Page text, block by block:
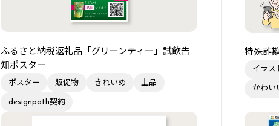
ふるさと納税返礼品「グリーンティー」試飲告
知ポスター
ポスター 販促物 きれいめ 上品
designpath契約
特殊詐
イラス
かわい